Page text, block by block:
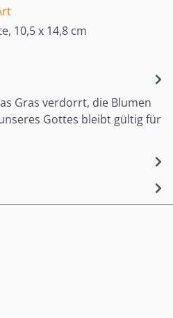
10,5 x 14,8 cm
Gras verdorrt, die Blumen
Gottes bleibt gültig für